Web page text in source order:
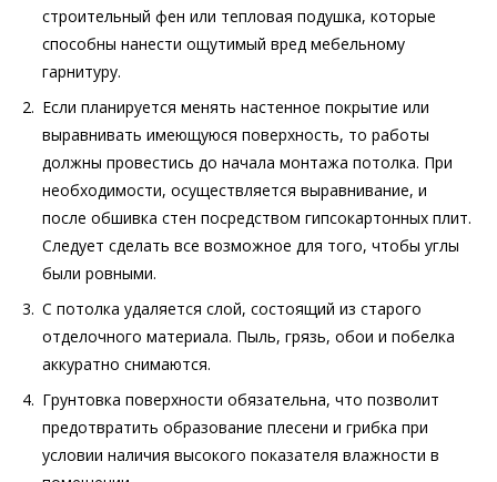
строительный фен или тепловая подушка, которые
способны нанести ощутимый вред мебельному
гарнитуру.
Если планируется менять настенное покрытие или
выравнивать имеющуюся поверхность, то работы
должны провестись до начала монтажа потолка. При
необходимости, осуществляется выравнивание, и
после обшивка стен посредством гипсокартонных плит.
Следует сделать все возможное для того, чтобы углы
были ровными.
С потолка удаляется слой, состоящий из старого
отделочного материала. Пыль, грязь, обои и побелка
аккуратно снимаются.
Грунтовка поверхности обязательна, что позволит
предотвратить образование плесени и грибка при
условии наличия высокого показателя влажности в